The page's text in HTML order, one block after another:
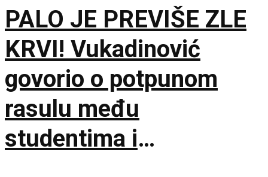
PALO JE PREVIŠE ZLE
KRVI! Vukadinović
govorio o potpunom
rasulu među
studentima i